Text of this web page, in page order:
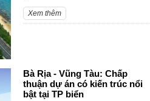
Xem thêm
Bà Rịa - Vũng Tàu: Chấp
thuận dự án có kiến trúc nổi
bật tại TP biển